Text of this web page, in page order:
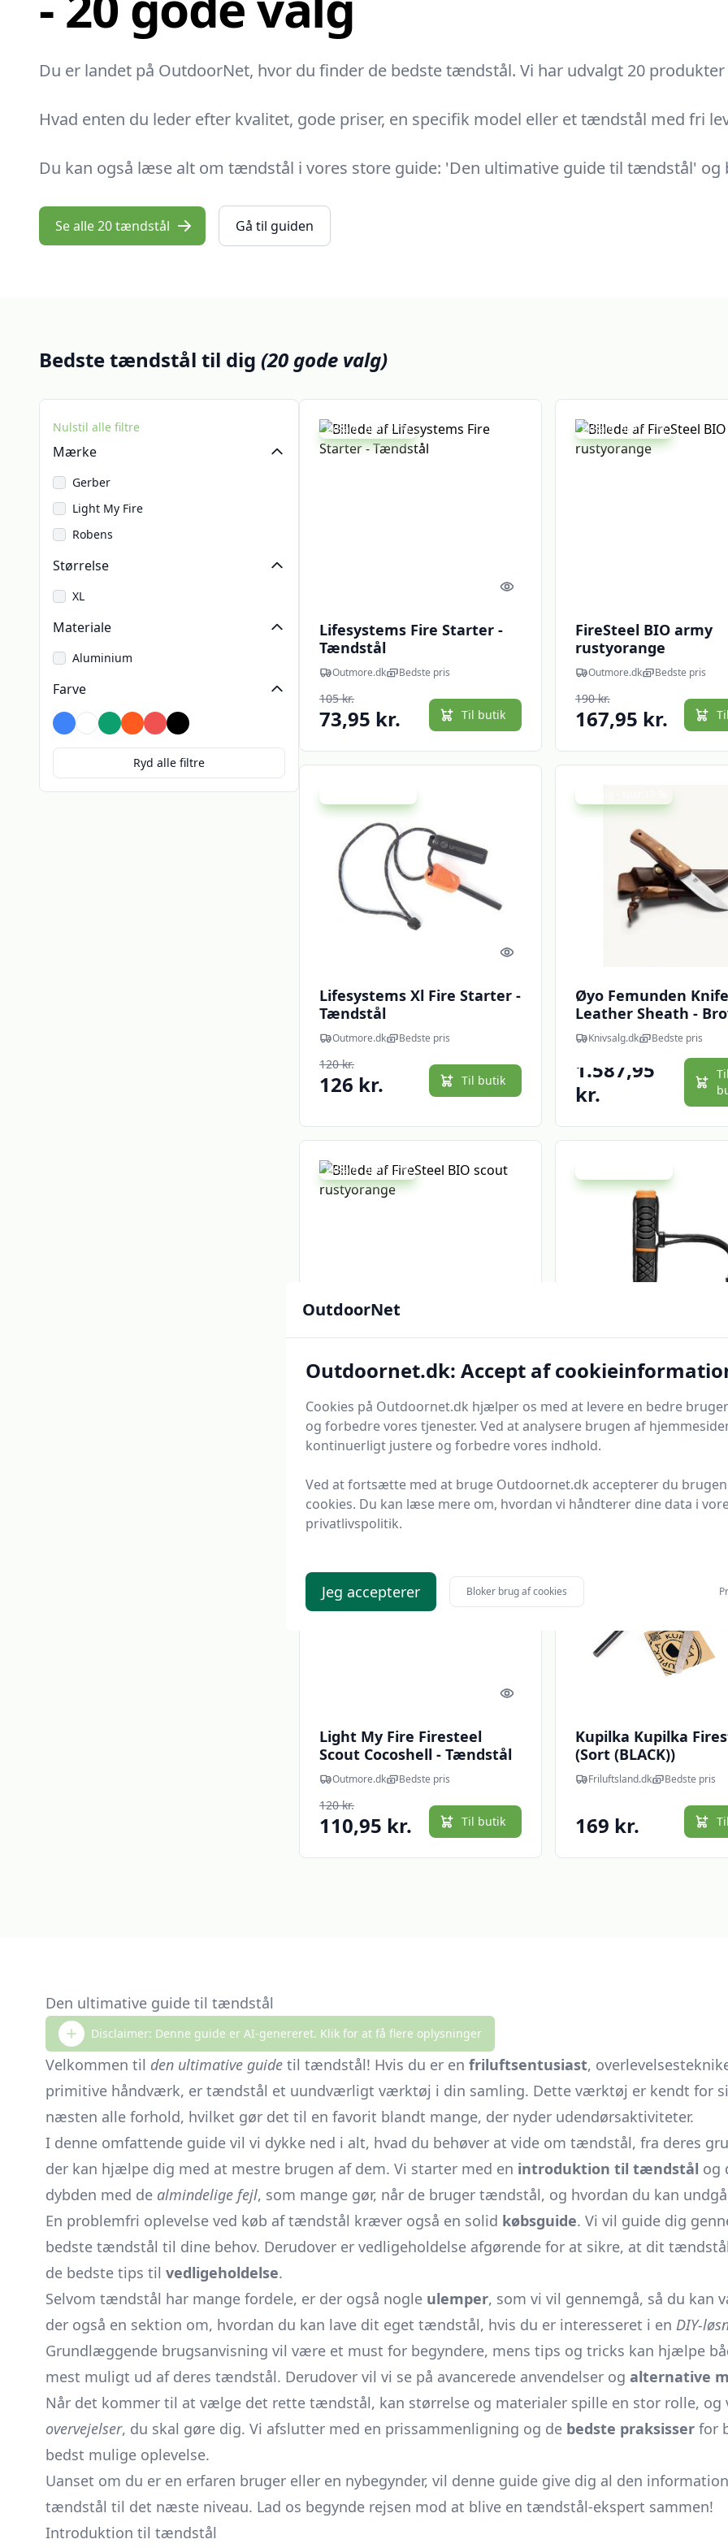
Du er landet på OutdoorNet, hvor du finder de bedste tændstål. Vi har udvalgt 20
Hvad enten du leder efter kvalitet, gode priser, en specifik model eller et tændstål med fri
Du kan også læse alt om tændstål i vores store guide: 'Den ultimative guide til tændstål'
Se alle 20 tændstål Gå til guiden
Bedste tændstål til dig (20 gode valg)
Nulstil alle filtre
Mærke
Gerber
Light My Fire
Robens
Størrelse
XL
Materiale
Aluminium
Farve
Blå BrunGrønOrange
RødSort
Ryd alle filtre
Udsalg - spar 29 %
Quick look
Lifesystems Fire Starter -
Tændstål
Outmore.dk Bedste pris
105 kr.
73,95 kr. Til butik
Udsalg - spar 11 %
FireSteel BIO army
rustyorange
Outmore.dk Bedste pris
190 kr.
167,95 kr.
Quick look
Lifesystems Xl Fire Starter -
Tændstål
Outmore.dk Bedste pris
120 kr.
126 kr. Til butik
Øyo Femunden
Leather Sheath -
Kniv
Knivsalg.dk Bedste pris
1783,95 kr.
1.587,95
kr.
Til
Udsalg - spar 10 %
FireSteel BIO scout
Outmore.dk Bedste pris
120 kr.
106,95 kr. Til butik
Gerber Firestarter
Handelshuset Aulum Bedst
199 kr.
239 kr.
Udsalg - spar 7 %
Quick look
Light My Fire Firesteel
Scout Cocoshell - Tændstål
Outmore.dk Bedste pris
120 kr.
110,95 kr. Til butik
Kupilka Kupilka
(Sort (BLACK))
Friluftsland.dk Bedste pris
169 kr.
Den ultimative guide til tændstål
Disclaimer: Denne guide er AI-genereret. Klik for at få flere oplysninger
Velkommen til den ultimative guide til tændstål! Hvis du er en friluftsentusiast,
primitive håndværk, er tændstål et uundværligt værktøj i din samling. Dette værktøj er kendt for
næsten alle forhold, hvilket gør det til en favorit blandt mange, der nyder udendørsaktiviteter.
I denne omfattende guide vil vi dykke ned i alt, hvad du behøver at vide om tændstål, fra deres
der kan hjælpe dig med at mestre brugen af dem. Vi starter med en introduktion til tændstål og
dybden med de almindelige fejl, som mange gør, når de bruger tændstål, og hvordan du kan
En problemfri oplevelse ved køb af tændstål kræver også en solid købsguide. Vi vil guide dig
bedste tændstål til dine behov. Derudover er vedligeholdelse afgørende for at sikre, at dit
de bedste tips til vedligeholdelse.
Selvom tændstål har mange fordele, er der også nogle ulemper, som vi vil gennemgå, så du
der også en sektion om, hvordan du kan lave dit eget tændstål, hvis du er interesseret i en DIY-
Grundlæggende brugsanvisning vil være et must for begyndere, mens tips og tricks kan hjælpe
mest muligt ud af deres tændstål. Derudover vil vi se på avancerede anvendelser og alternative
Når det kommer til at vælge det rette tændstål, kan størrelse og materialer spille en stor rolle,
overvejelser, du skal gøre dig. Vi afslutter med en prissammenligning og de bedste praksisser for
bedst mulige oplevelse.
Uanset om du er en erfaren bruger eller en nybegynder, vil denne guide give dig al den
tændstål til det næste niveau. Lad os begynde rejsen mod at blive en tændstål-ekspert sammen!
Introduktion til tændstål
OutdoorNet
Outdoornet.dk: Accept af
Cookies på Outdoornet.dk hjælper os med at levere en bedre
og forbedre vores tjenester. Ved at analysere brugen af
kontinuerligt justere og forbedre vores indhold.
Ved at fortsætte med at bruge Outdoornet.dk accepterer du
cookies. Du kan læse mere om, hvordan vi håndterer dine data i
privatlivspolitik.
Jeg accepterer Bloker brug af cookies